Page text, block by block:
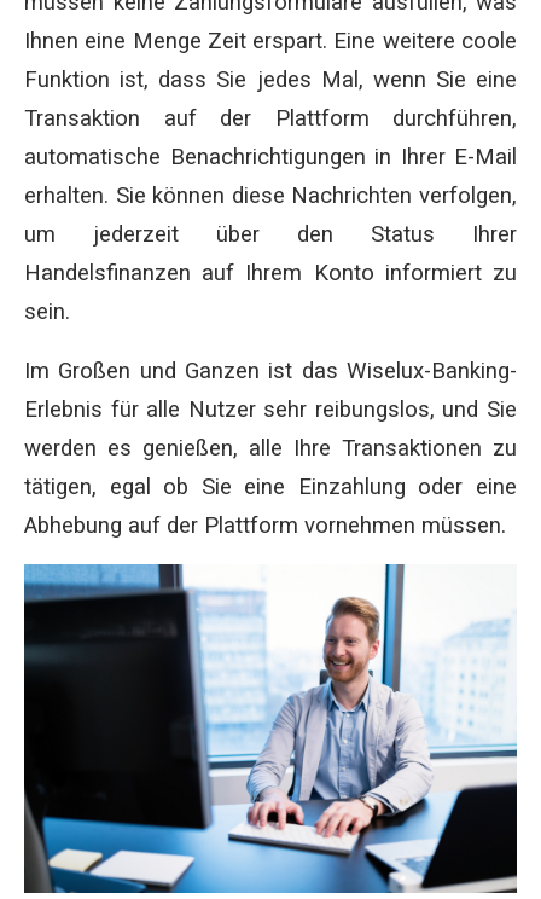
Ihnen eine Menge Zeit erspart. Eine weitere coole
Funktion ist, dass Sie jedes Mal, wenn Sie eine
Transaktion auf der Plattform durchführen,
automatische Benachrichtigungen in Ihrer E-Mail
erhalten. Sie können diese Nachrichten verfolgen,
um jederzeit über den Status Ihrer
Handelsfinanzen auf Ihrem Konto informiert zu
sein.
Im Großen und Ganzen ist das Wiselux-Banking-
Erlebnis für alle Nutzer sehr reibungslos, und Sie
werden es genießen, alle Ihre Transaktionen zu
tätigen, egal ob Sie eine Einzahlung oder eine
Abhebung auf der Plattform vornehmen müssen.